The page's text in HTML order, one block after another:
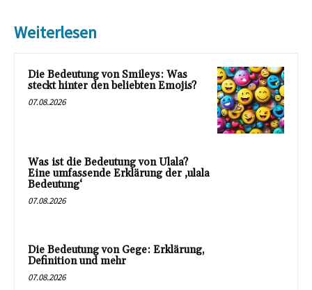
Weiterlesen
Die Bedeutung von Smileys: Was
steckt hinter den beliebten Emojis?
07.08.2026
Was ist die Bedeutung von Ulala?
Eine umfassende Erklärung der ‚ulala
Bedeutung‘
07.08.2026
Die Bedeutung von Gege: Erklärung,
Definition und mehr
07.08.2026